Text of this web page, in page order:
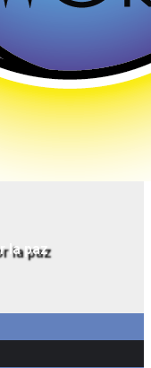
la paz